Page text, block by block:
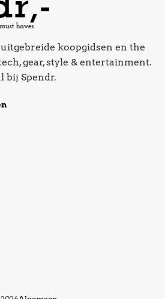
koopgidsen en the
gear, style & entertainment.
bij Spendr.